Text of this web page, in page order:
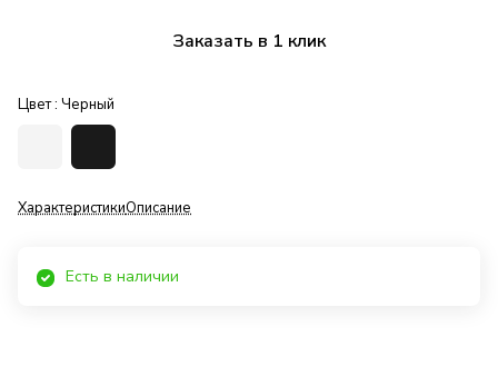
Заказать в 1 клик
Цвет : Черный
ХарактеристикиОписание
Есть в наличии